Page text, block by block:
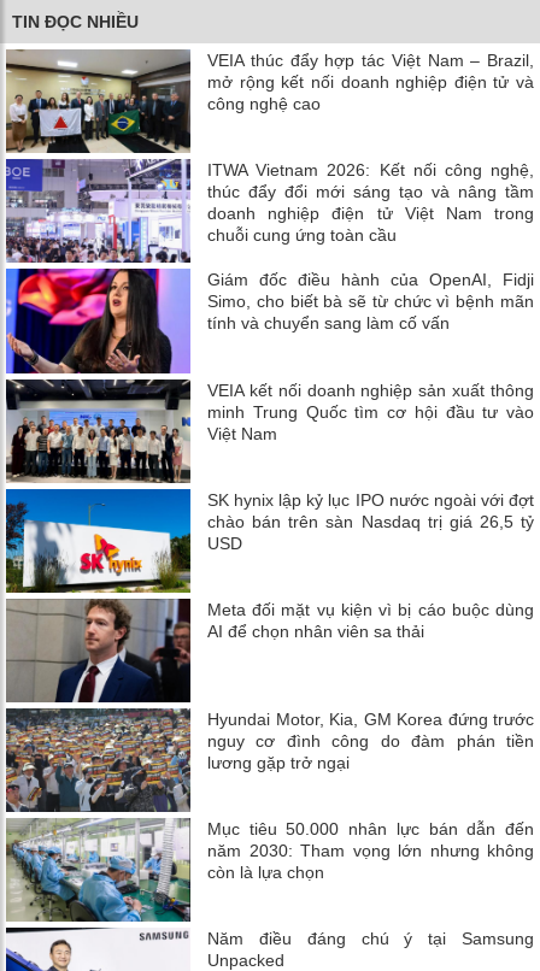
TIN ĐỌC NHIỀU
VEIA thúc đẩy hợp tác Việt Nam – Brazil,
mở rộng kết nối doanh nghiệp điện tử và
công nghệ cao
ITWA Vietnam 2026: Kết nối công nghệ,
thúc đẩy đổi mới sáng tạo và nâng tầm
doanh nghiệp điện tử Việt Nam trong
chuỗi cung ứng toàn cầu
Giám đốc điều hành của OpenAI, Fidji
Simo, cho biết bà sẽ từ chức vì bệnh mãn
tính và chuyển sang làm cố vấn
VEIA kết nối doanh nghiệp sản xuất thông
minh Trung Quốc tìm cơ hội đầu tư vào
Việt Nam
SK hynix lập kỷ lục IPO nước ngoài với đợt
chào bán trên sàn Nasdaq trị giá 26,5 tỷ
USD
Meta đối mặt vụ kiện vì bị cáo buộc dùng
AI để chọn nhân viên sa thải
Hyundai Motor, Kia, GM Korea đứng trước
nguy cơ đình công do đàm phán tiền
lương gặp trở ngại
Mục tiêu 50.000 nhân lực bán dẫn đến
năm 2030: Tham vọng lớn nhưng không
còn là lựa chọn
Năm điều đáng chú ý tại Samsung
Unpacked